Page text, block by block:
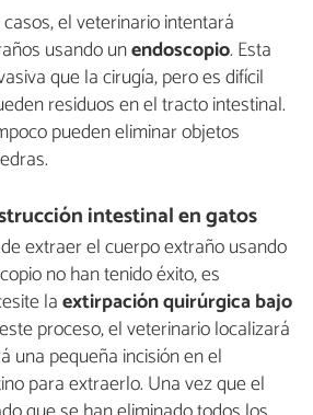
el veterinario intentará
usando unendoscopio. Esta
que la cirugía, pero es difícil
residuos en el tracto intestinal.
pueden eliminar objetos
intestinal en gatos
extraer el cuerpo extraño usando
no han tenido éxito, es
laextirpación quirúrgica bajo
proceso, el veterinario localizará
una pequeña incisión en el
para extraerlo. Una vez que el